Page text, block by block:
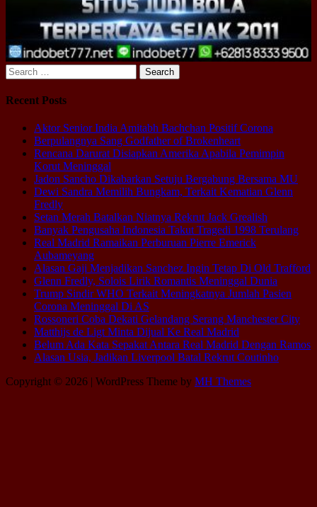
Search
for:
Recent Posts
Aktor Senior India Amitabh Bachchan Positif Corona
Berpulangnya Sang Godfather of Brokenheart
Rencana Darurat Disiapkan Amerika Apabila Pemimpin
Korut Meninggal
Jadon Sancho Dikabarkan Setuju Bergabung Bersama MU
Dewi Sandra Memilih Bungkam, Terkait Kematian Glenn
Fredly
Setan Merah Batalkan Niatnya Rekrut Jack Grealish
Banyak Pengusaha Indonesia Takut Tragedi 1998 Terulang
Real Madrid Ramaikan Perburuan Pierre Emerick
Aubameyang
Alasan Gaji Menjadikan Sanchez Ingin Tetap Di Old Trafford
Glenn Fredly, Solois Lirik Romantis Meninggal Dunia
Trump Sindir WHO Terkait Meningkatnya Jumlah Pasien
Corona Meninggal Di AS
Rossoneri Coba Dekati Gelandang Serang Manchester City
Matthijs de Ligt Minta Dijual Ke Real Madrid
Belum Ada Kata Sepakat Antara Real Madrid Dengan Ramos
Alasan Usia, Jadikan Liverpool Batal Rekrut Coutinho
Copyright © 2026 | WordPress Theme by MH Themes